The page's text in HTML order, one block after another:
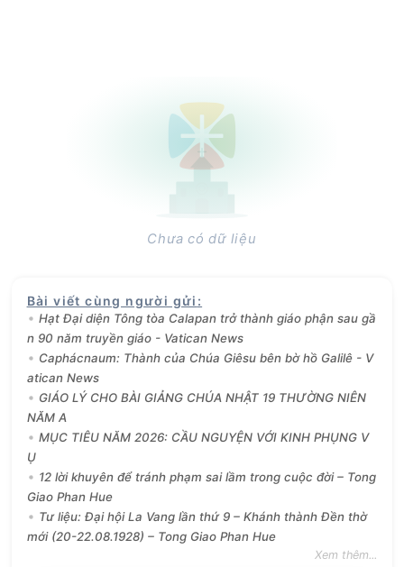
Chưa có dữ liệu
Bài viết cùng người gửi :
Hạt Đại diện Tông tòa Calapan trở thành giáo phận sau gầ
n 90 năm truyền giáo - Vatican News
Caphácnaum: Thành của Chúa Giêsu bên bờ hồ Galilê - V
atican News
GIÁO LÝ CHO BÀI GIẢNG CHÚA NHẬT 19 THƯỜNG NIÊN
NĂM A
MỤC TIÊU NĂM 2026: CẦU NGUYỆN VỚI KINH PHỤNG V
Ụ
12 lời khuyên để tránh phạm sai lầm trong cuộc đời – Tong
Giao Phan Hue
Tư liệu: Đại hội La Vang lần thứ 9 – Khánh thành Đền thờ
mới (20-22.08.1928) – Tong Giao Phan Hue
Xem thêm...